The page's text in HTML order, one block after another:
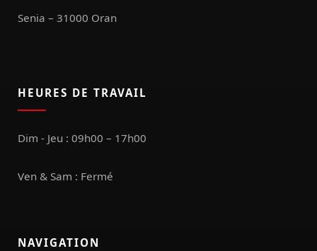
Senia – 31000 Oran
HEURES DE TRAVAIL
Dim - Jeu : 09h00 – 17h00
Ven & Sam : Fermé
NAVIGATION